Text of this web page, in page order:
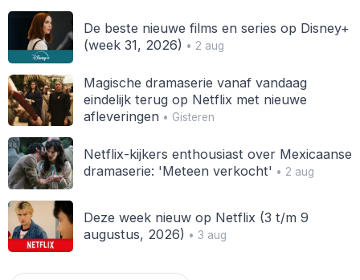
De beste nieuwe films en series op Disney+
(week 31, 2026) • 2 aug
Magische dramaserie vanaf vandaag
eindelijk terug op Netflix met nieuwe
afleveringen• Gisteren
Netflix-kijkers enthousiast over Mexicaanse
dramaserie: 'Meteen verkocht' • 2 aug
Deze week nieuw op Netflix (3 t/m 9
augustus, 2026) • 3 aug